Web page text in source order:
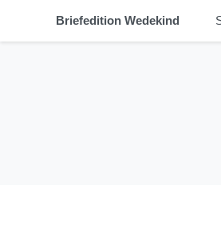
Briefedition Wedekind